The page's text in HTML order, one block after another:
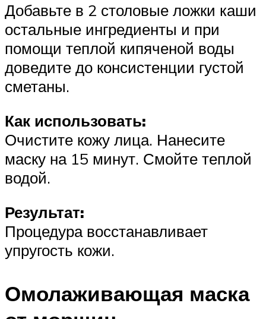
Добавьте в 2 столовые ложки каши
остальные ингредиенты и при
помощи теплой кипяченой воды
доведите до консистенции густой
сметаны.
Как использовать:
Очистите кожу лица. Нанесите
маску на 15 минут. Смойте теплой
водой.
Результат:
Процедура восстанавливает
упругость кожи.
Омолаживающая маска